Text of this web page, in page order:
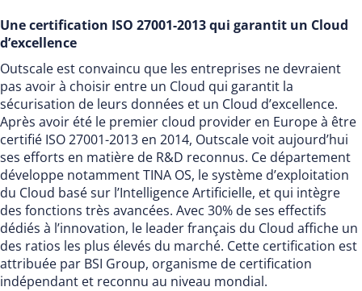
Une certification ISO 27001-2013 qui garantit un Cloud
d’excellence
Outscale est convaincu que les entreprises ne devraient
pas avoir à choisir entre un Cloud qui garantit la
sécurisation de leurs données et un Cloud d’excellence.
Après avoir été le premier cloud provider en Europe à être
certifié ISO 27001-2013 en 2014, Outscale voit aujourd’hui
ses efforts en matière de R&D reconnus. Ce département
développe notamment TINA OS, le système d’exploitation
du Cloud basé sur l’Intelligence Artificielle, et qui intègre
des fonctions très avancées. Avec 30% de ses effectifs
dédiés à l’innovation, le leader français du Cloud affiche un
des ratios les plus élevés du marché. Cette certification est
attribuée par BSI Group, organisme de certification
indépendant et reconnu au niveau mondial.